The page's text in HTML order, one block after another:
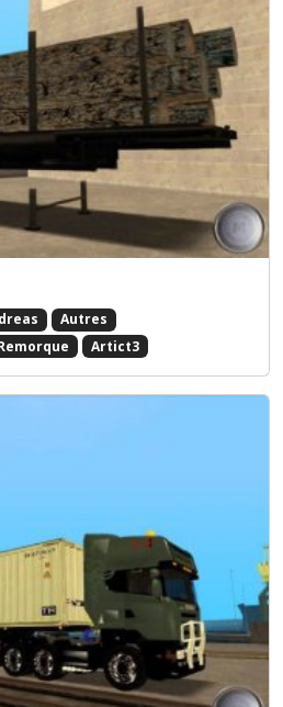
Autres
Artict3